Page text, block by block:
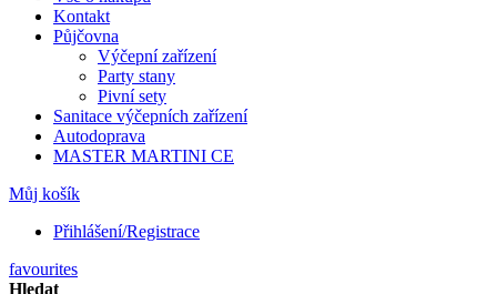
Kontakt
Půjčovna
Výčepní zařízení
Party stany
Pivní sety
Sanitace výčepních zařízení
Autodoprava
MASTER MARTINI CE
Můj košík
Přihlášení/Registrace
favourites
Hledat